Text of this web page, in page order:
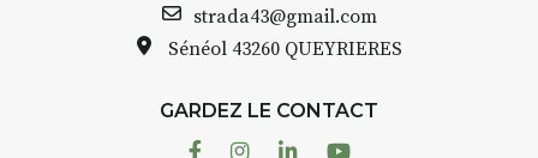
strada43@gmail.com
Sénéol 43260 QUEYRIERES
GARDEZ LE CONTACT
FacebookInstagram
LinkedinYoutube